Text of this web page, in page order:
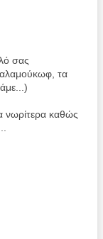
σας
τα
νωρίτερα καθώς